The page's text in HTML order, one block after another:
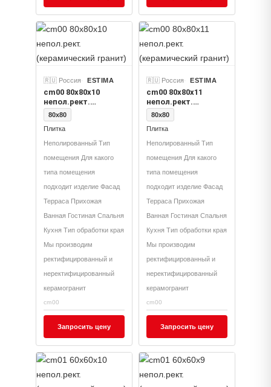
🇷🇺 Россия ESTIMA
cm00 80x80x10
непол.рект.
(керамический
гранит)
80x80
Плитка
Неполированный Тип
помещения Для какого
типа помещения
подходит изделие Фасад
Терраса Прихожая
Ванная Гостиная Спальня
Кухня Тип обработки края
Мы производим
ректифицированный и
неректифицированный
керамогранит
cm00
Запросить цену
🇷🇺 Россия ESTIMA
cm00 80x80x11
непол.рект.
(керамический
гранит)
80x80
Плитка
Неполированный Тип
помещения Для какого
типа помещения
подходит изделие Фасад
Терраса Прихожая
Ванная Гостиная Спальня
Кухня Тип обработки края
Мы производим
ректифицированный и
неректифицированный
керамогранит
cm00
Запросить цену